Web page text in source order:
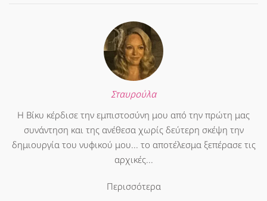
Σταυρούλα
Η Βίκυ κέρδισε την εμπιστοσύνη μου από την πρώτη μας
συνάντηση και της ανέθεσα χωρίς δεύτερη σκέψη την
δημιουργία του νυφικού μου... το αποτέλεσμα ξεπέρασε τις
αρχικές...
Περισσότερα